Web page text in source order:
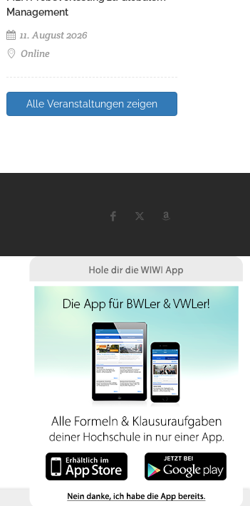
Management
11. August 2026
Online
Alle Veranstaltungen zeigen